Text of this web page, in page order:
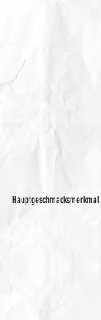
Hauptgeschmacksmerkmal